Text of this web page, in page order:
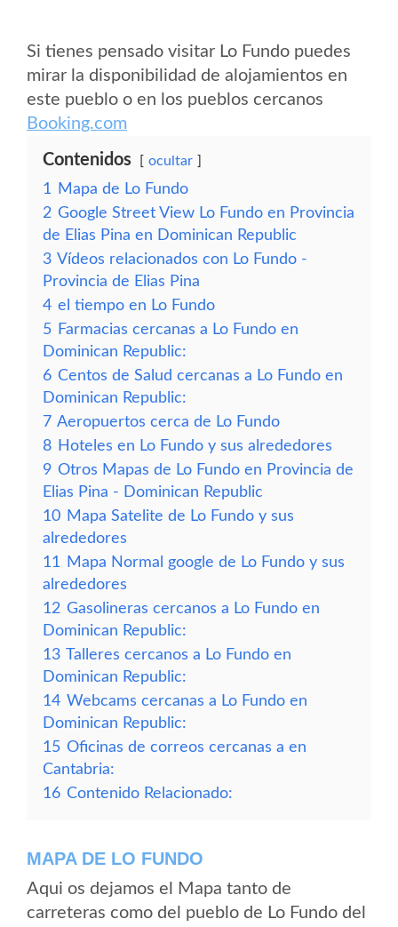
Si tienes pensado visitar Lo Fundo puedes
mirar la disponibilidad de alojamientos en
este pueblo o en los pueblos cercanos
Booking.com
Contenidos ocultar
1
Mapa de Lo Fundo
2 Google Street View Lo Fundo en Provincia
de Elias Pina en Dominican Republic
3 Vídeos relacionados con Lo Fundo -
Provincia de Elias Pina
4 el tiempo en Lo Fundo
5 Farmacias cercanas a Lo Fundo en
Dominican Republic:
6 Centos de Salud cercanas a Lo Fundo en
Dominican Republic:
7 Aeropuertos cerca de Lo Fundo
8 Hoteles en Lo Fundo y sus alrededores
9 Otros Mapas de Lo Fundo en Provincia de
Elias Pina - Dominican Republic
10 Mapa Satelite de Lo Fundo y sus
alrededores
11
Mapa Normal google de Lo Fundo y sus
alrededores
12 Gasolineras cercanos a Lo Fundo en
Dominican Republic:
13 Talleres cercanos a Lo Fundo en
Dominican Republic:
14 Webcams cercanas a Lo Fundo en
Dominican Republic:
15 Oficinas de correos cercanas a en
Cantabria:
16 Contenido Relacionado:
MAPA DE LO FUNDO
Aqui os dejamos el Mapa tanto de
carreteras como del pueblo de Lo Fundo del